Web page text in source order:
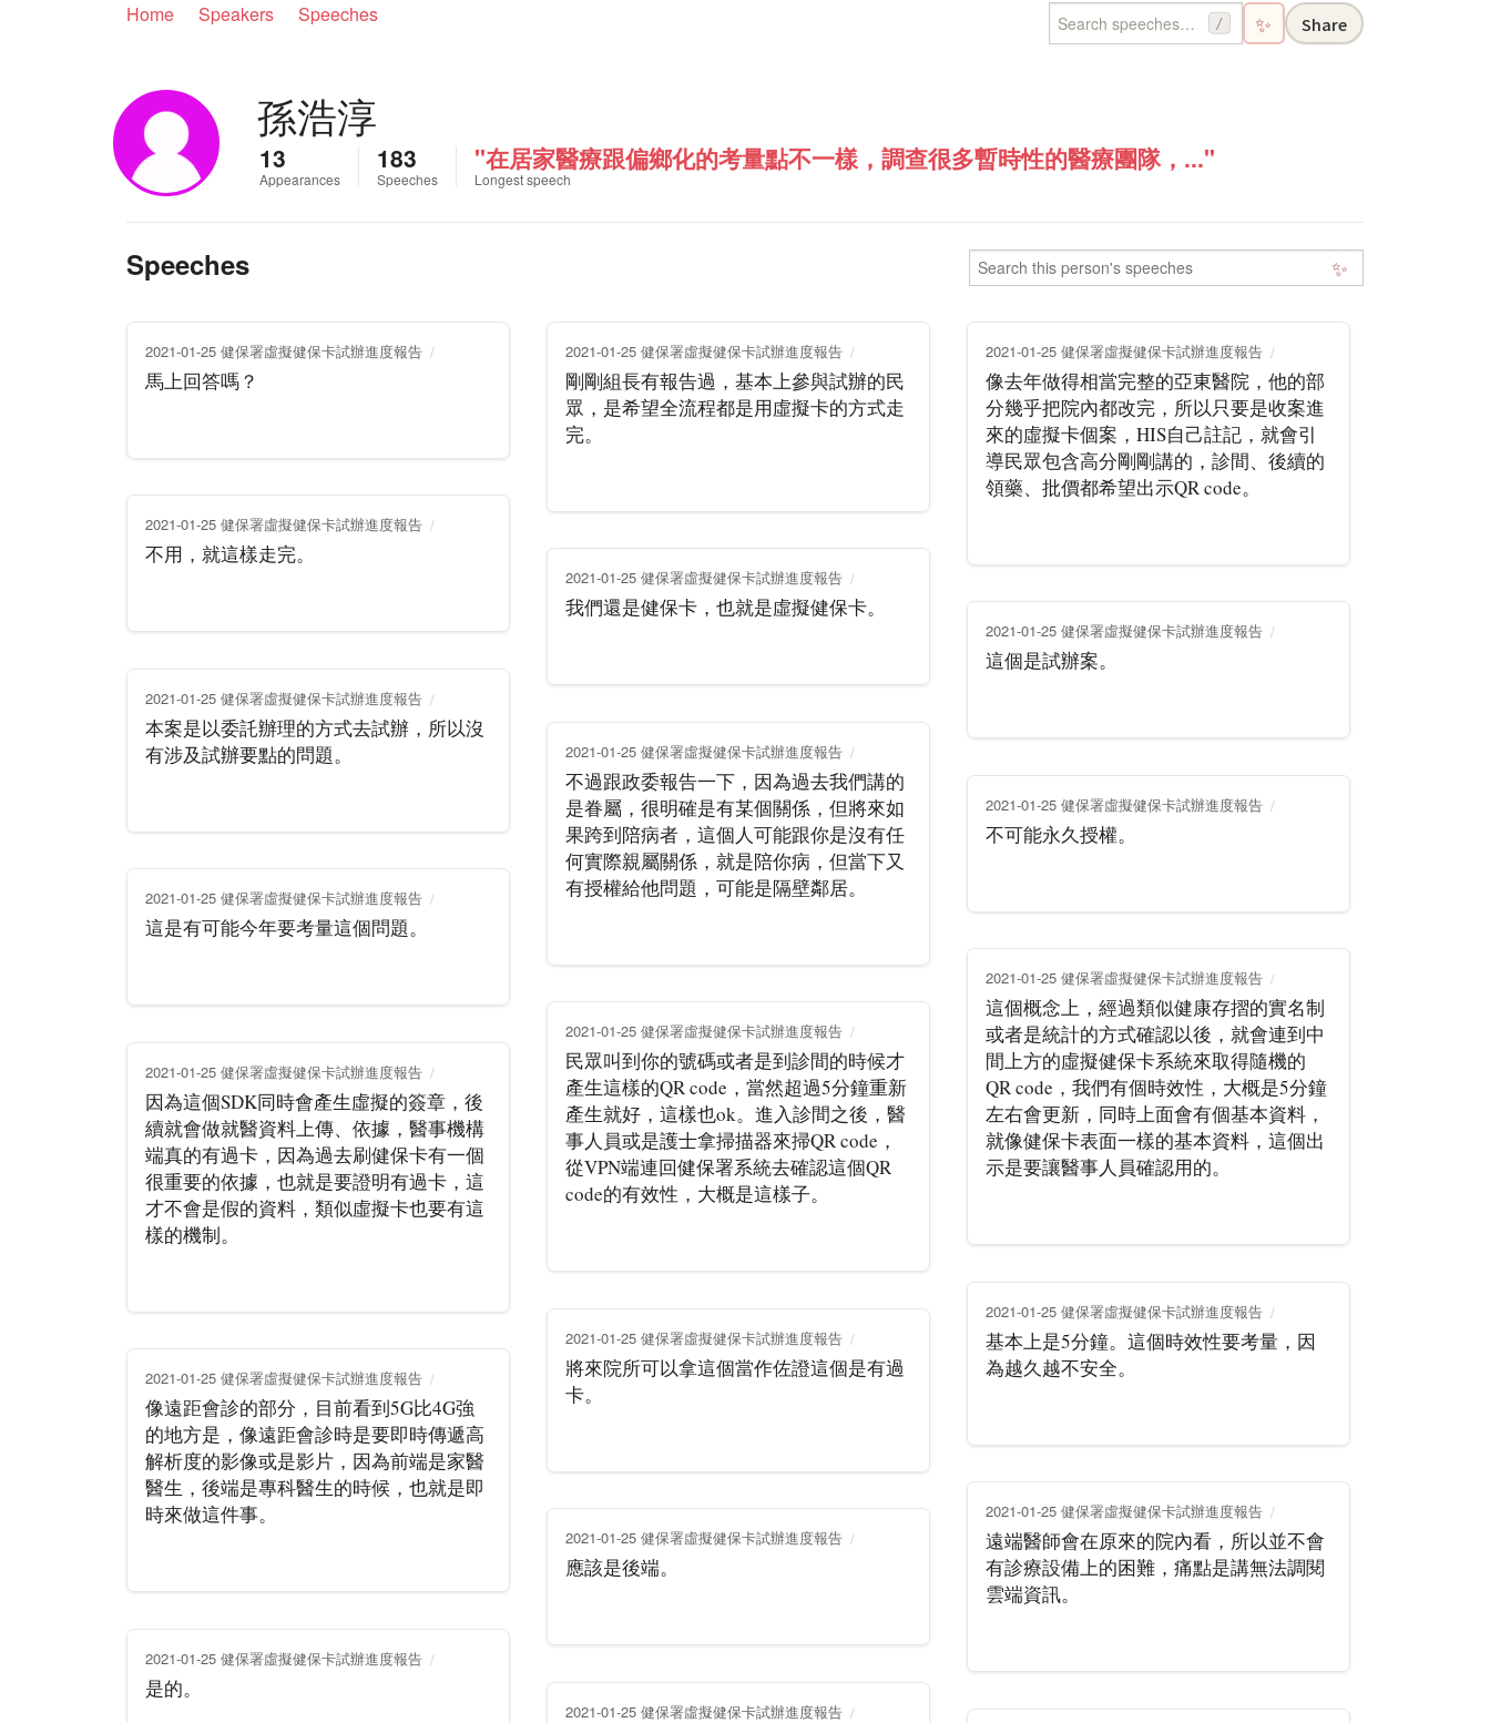
Home Speakers Speeches / ✨ Share
孫浩淳
13
Appearances
183
Speeches
"在居家醫療跟偏鄉化的考量點不一樣，調查很多暫時性的醫療團隊，..."
Longest speech
Speeches ✨
2021-01-25 健保署虛擬健保卡試辦進度報告
馬上回答嗎？
2021-01-25 健保署虛擬健保卡試辦進度報告
剛剛組長有報告過，基本上參與試辦的民
眾，是希望全流程都是用虛擬卡的方式走
完。
2021-01-25 健保署虛擬健保卡試辦進度報告
像去年做得相當完整的亞東醫院，他的部
分幾乎把院內都改完，所以只要是收案進
來的虛擬卡個案，HIS自己註記，就會引
導民眾包含高分剛剛講的，診間、後續的
領藥、批價都希望出示QR code。
2021-01-25 健保署虛擬健保卡試辦進度報告
不用，就這樣走完。
2021-01-25 健保署虛擬健保卡試辦進度報告
我們還是健保卡，也就是虛擬健保卡。
2021-01-25 健保署虛擬健保卡試辦進度報告
這個是試辦案。
2021-01-25 健保署虛擬健保卡試辦進度報告
本案是以委託辦理的方式去試辦，所以沒
有涉及試辦要點的問題。
2021-01-25 健保署虛擬健保卡試辦進度報告
不過跟政委報告一下，因為過去我們講的
是眷屬，很明確是有某個關係，但將來如
果跨到陪病者，這個人可能跟你是沒有任
何實際親屬關係，就是陪你病，但當下又
有授權給他問題，可能是隔壁鄰居。
2021-01-25 健保署虛擬健保卡試辦進度報告
不可能永久授權。
2021-01-25 健保署虛擬健保卡試辦進度報告
這是有可能今年要考量這個問題。
2021-01-25 健保署虛擬健保卡試辦進度報告
這個概念上，經過類似健康存摺的實名制
或者是統計的方式確認以後，就會連到中
間上方的虛擬健保卡系統來取得隨機的
QR code，我們有個時效性，大概是5分鐘
左右會更新，同時上面會有個基本資料，
就像健保卡表面一樣的基本資料，這個出
示是要讓醫事人員確認用的。
2021-01-25 健保署虛擬健保卡試辦進度報告
民眾叫到你的號碼或者是到診間的時候才
產生這樣的QR code，當然超過5分鐘重新
產生就好，這樣也ok。進入診間之後，醫
事人員或是護士拿掃描器來掃QR code，
從VPN端連回健保署系統去確認這個QR
code的有效性，大概是這樣子。
2021-01-25 健保署虛擬健保卡試辦進度報告
因為這個SDK同時會產生虛擬的簽章，後
續就會做就醫資料上傳、依據，醫事機構
端真的有過卡，因為過去刷健保卡有一個
很重要的依據，也就是要證明有過卡，這
才不會是假的資料，類似虛擬卡也要有這
樣的機制。
2021-01-25 健保署虛擬健保卡試辦進度報告
基本上是5分鐘。這個時效性要考量，因
為越久越不安全。
2021-01-25 健保署虛擬健保卡試辦進度報告
將來院所可以拿這個當作佐證這個是有過
卡。
2021-01-25 健保署虛擬健保卡試辦進度報告
像遠距會診的部分，目前看到5G比4G強
的地方是，像遠距會診時是要即時傳遞高
解析度的影像或是影片，因為前端是家醫
醫生，後端是專科醫生的時候，也就是即
時來做這件事。
2021-01-25 健保署虛擬健保卡試辦進度報告
遠端醫師會在原來的院內看，所以並不會
有診療設備上的困難，痛點是講無法調閱
雲端資訊。
2021-01-25 健保署虛擬健保卡試辦進度報告
應該是後端。
2021-01-25 健保署虛擬健保卡試辦進度報告
是的。
2021-01-25 健保署虛擬健保卡試辦進度報告